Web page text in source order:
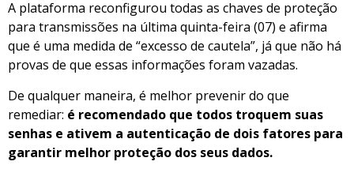
A plataforma reconfigurou todas as chaves de proteção
para transmissões na última quinta-feira (07) e afirma
que é uma medida de “excesso de cautela”, já que não há
provas de que essas informações foram vazadas.
De qualquer maneira, é melhor prevenir do que
remediar: é recomendado que todos troquem suas
senhas e ativem a autenticação de dois fatores para
garantir melhor proteção dos seus dados.